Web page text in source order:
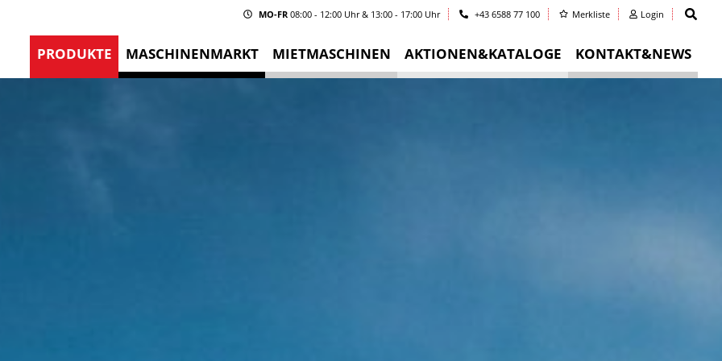
MO-FR08:00 - 12:00 Uhr & 13:00 - 17:00 Uhr +43 6588 77 100 Merkliste Login
PRODUKTE MASCHINENMARKT MIETMASCHINEN AKTIONEN&KATALOGE KONTAKT&NEWS